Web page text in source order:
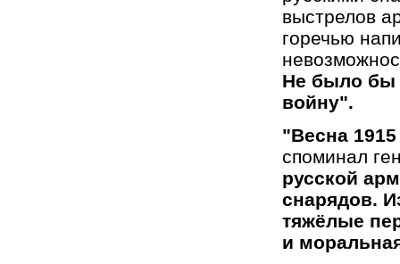
выстрелов
горечью
Не было бы
войну".
"Весна 1915
споминал
русской
снарядов.
тяжёлые
и